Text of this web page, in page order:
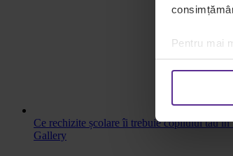
Pentru mai
Ce rechizite școlare îi trebuie copilului tău în
Gallery